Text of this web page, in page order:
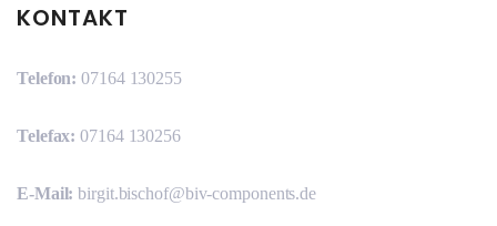
KONTAKT
Telefon: 07164 130255
Telefax: 07164 130256
E-Mail:birgit.bischof@biv-components.de